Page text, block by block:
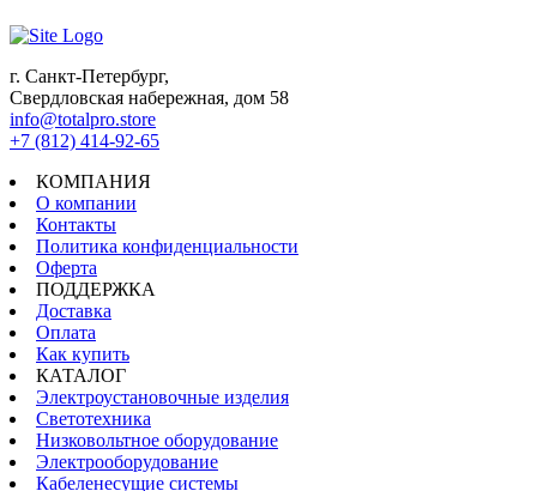
г. Санкт-Петербург,
Свердловская набережная, дом 58
info@totalpro.store
+7 (812) 414-92-65
КОМПАНИЯ
О компании
Контакты
Политика конфиденциальности
Оферта
ПОДДЕРЖКА
Доставка
Оплата
Как купить
КАТАЛОГ
Электроустановочные изделия
Светотехника
Низковольтное оборудование
Электрооборудование
Кабеленесущие системы